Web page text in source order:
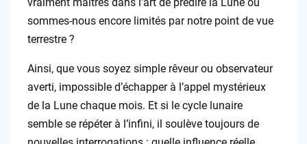
sommes-nous encore limités par notre point de vue
terrestre ?
Ainsi, que vous soyez simple rêveur ou observateur
averti, impossible d’échapper à l’appel mystérieux
de la Lune chaque mois. Et si le cycle lunaire
semble se répéter à l’infini, il soulève toujours de